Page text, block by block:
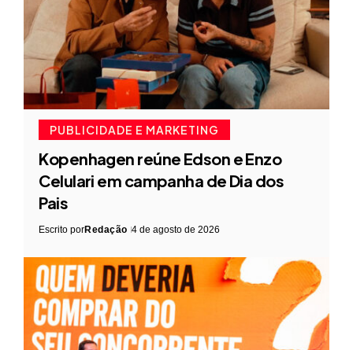
PUBLICIDADE E MARKETING
Kopenhagen reúne Edson e Enzo
Celulari em campanha de Dia dos
Pais
Escrito porRedação 4 de agosto de 2026